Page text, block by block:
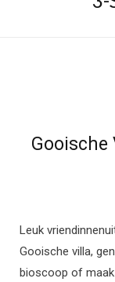
Leuk
Gooische villa,
bioscoop of